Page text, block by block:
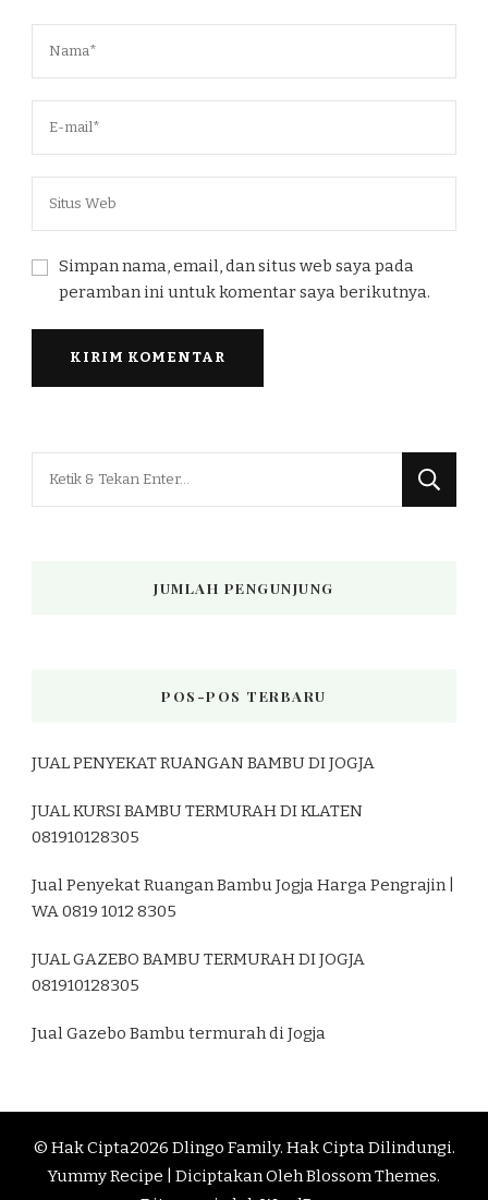
Simpan nama, email, dan situs web saya pada
peramban ini untuk komentar saya berikutnya.
Mencari
JUMLAH PENGUNJUNG
POS-POS TERBARU
JUAL PENYEKAT RUANGAN BAMBU DI JOGJA
JUAL KURSI BAMBU TERMURAH DI KLATEN
081910128305
Jual Penyekat Ruangan Bambu Jogja Harga Pengrajin |
WA 0819 1012 8305
JUAL GAZEBO BAMBU TERMURAH DI JOGJA
081910128305
Jual Gazebo Bambu termurah di Jogja
© Hak Cipta2026 Dlingo Family. Hak Cipta Dilindungi.
Yummy Recipe | Diciptakan OlehBlossom Themes.